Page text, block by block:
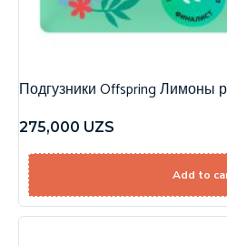
Подгузники Offspring Лимоны
275,000 UZS
Add to